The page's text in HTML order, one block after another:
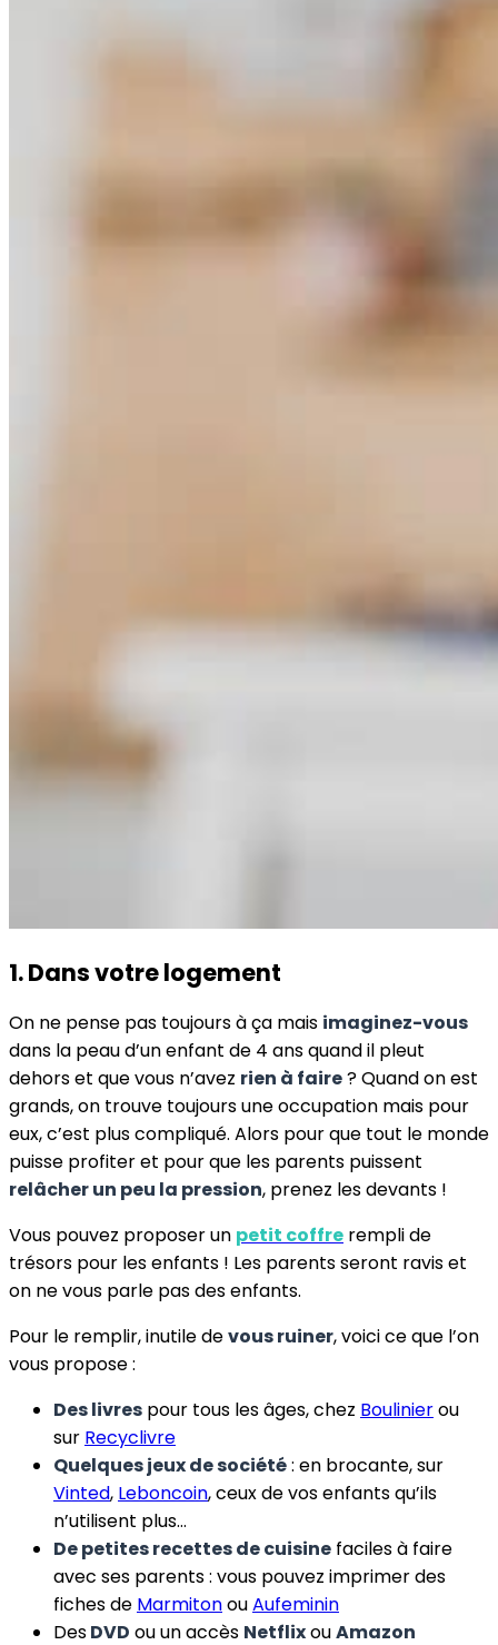
1. Dans votre logement
On ne pense pas toujours à ça mais imaginez-vous
dans la peau d’un enfant de 4 ans quand il pleut
dehors et que vous n’avez rien à faire? Quand on est
grands, on trouve toujours une occupation mais pour
eux, c’est plus compliqué. Alors pour que tout le monde
puisse profiter et pour que les parents puissent
relâcher un peu la pression, prenez les devants !
Vous pouvez proposer un petit coffre rempli de
trésors pour les enfants ! Les parents seront ravis et
on ne vous parle pas des enfants.
Pour le remplir, inutile devous ruiner, voici ce que l’on
vous propose :
Des livres pour tous les âges, chez Boulinierou
sur Recyclivre
Quelques jeux de société: en brocante, sur
Vinted, Leboncoin, ceux de vos enfants qu’ils
n’utilisent plus…
De petites recettes de cuisine faciles à faire
avec ses parents : vous pouvez imprimer des
fiches de MarmitonouAufeminin
DesDVD ou un accès NetflixouAmazon